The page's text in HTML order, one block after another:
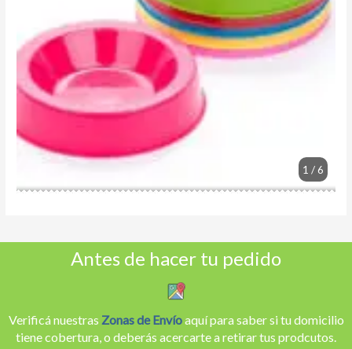
1 / 6
Antes de hacer tu pedido
Verificá nuestras Zonas de Envíoaquí para saber si tu domicilio
tiene cobertura, o deberás acercarte a retirar tus prodcutos.